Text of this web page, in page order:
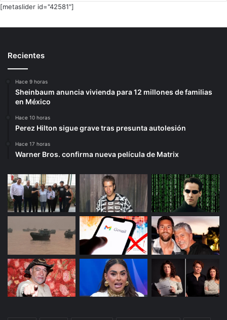
[metaslider id="42581"]
Recientes
Hace 9 horas
Sheinbaum anuncia vivienda para 12 millones de familias
en México
Hace 10 horas
Perez Hilton sigue grave tras presunta autolesión
Hace 17 horas
Warner Bros. confirma nueva película de Matrix